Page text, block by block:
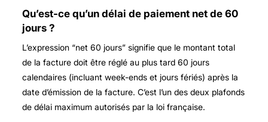
Qu’est-ce qu’un délai de paiement net de 60
jours ?
L’expression “net 60 jours” signifie que le montant total
de la facture doit être réglé au plus tard 60 jours
calendaires (incluant week-ends et jours fériés) après la
date d’émission de la facture. C’est l’un des deux plafonds
de délai maximum autorisés par la loi française.